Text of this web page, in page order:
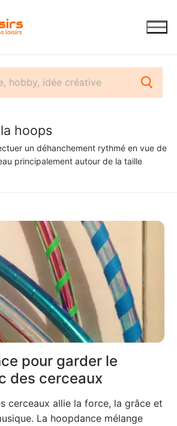
hoops
un déhanchement rythmé en vue de
principalement autour de la taille
pour garder le
des cerceaux
cerceaux allie la force, la grâce et
La hoopdance mélange